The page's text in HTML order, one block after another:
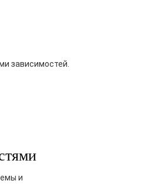
зависимостей.
и